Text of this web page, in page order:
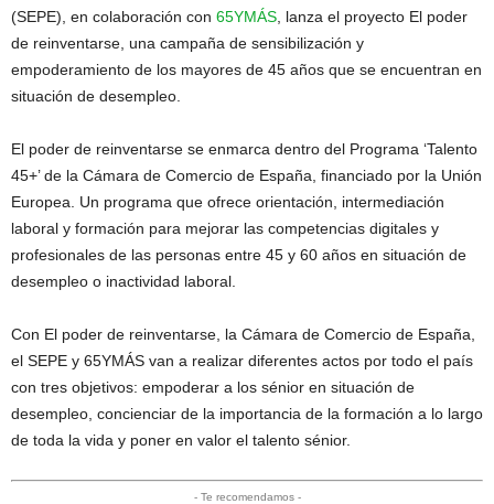
(SEPE), en colaboración con 65YMÁS , lanza el proyecto El poder
de reinventarse, una campaña de sensibilización y
empoderamiento de los mayores de 45 años que se encuentran en
situación de desempleo.
El poder de reinventarse se enmarca dentro del Programa ‘Talento
45+’ de la Cámara de Comercio de España, financiado por la Unión
Europea. Un programa que ofrece orientación, intermediación
laboral y formación para mejorar las competencias digitales y
profesionales de las personas entre 45 y 60 años en situación de
desempleo o inactividad laboral.
Con El poder de reinventarse, la Cámara de Comercio de España,
el SEPE y 65YMÁS van a realizar diferentes actos por todo el país
con tres objetivos: empoderar a los sénior en situación de
desempleo, concienciar de la importancia de la formación a lo largo
de toda la vida y poner en valor el talento sénior.
- Te recomendamos -